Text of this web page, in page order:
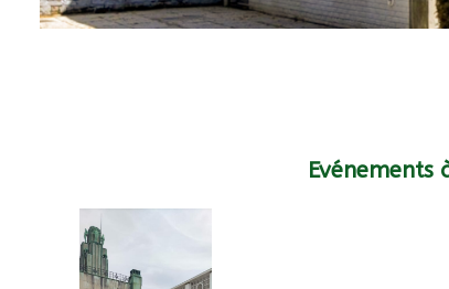
Evénements